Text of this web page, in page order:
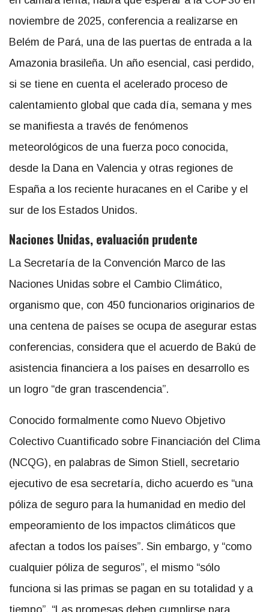
noviembre de 2025, conferencia a realizarse en
Belém de Pará, una de las puertas de entrada a la
Amazonia brasileña. Un año esencial, casi perdido,
si se tiene en cuenta el acelerado proceso de
calentamiento global que cada día, semana y mes
se manifiesta a través de fenómenos
meteorológicos de una fuerza poco conocida,
desde la Dana en Valencia y otras regiones de
España a los reciente huracanes en el Caribe y el
sur de los Estados Unidos.
Naciones Unidas, evaluación prudente
La Secretaría de la Convención Marco de las
Naciones Unidas sobre el Cambio Climático,
organismo que, con 450 funcionarios originarios de
una centena de países se ocupa de asegurar estas
conferencias, considera que el acuerdo de Bakú de
asistencia financiera a los países en desarrollo es
un logro “de gran trascendencia”.
Conocido formalmente como Nuevo Objetivo
Colectivo Cuantificado sobre Financiación del Clima
(NCQG), en palabras de Simon Stiell, secretario
ejecutivo de esa secretaría, dicho acuerdo es “una
póliza de seguro para la humanidad en medio del
empeoramiento de los impactos climáticos que
afectan a todos los países”. Sin embargo, y “como
cualquier póliza de seguros”, el mismo “sólo
funciona si las primas se pagan en su totalidad y a
tiempo”. “Las promesas deben cumplirse para